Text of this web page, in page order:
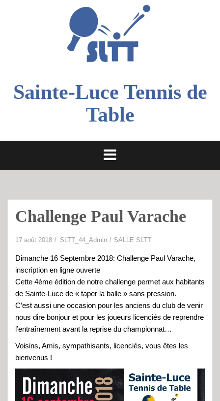
Sainte-Luce Tennis de
Table
Challenge Paul Varache
17 août 2018 SLTT_44_Admin SALLE SLTT
Dimanche 16 Septembre 2018: Challenge Paul Varache,
inscription en ligne ouverte
Cette 4ème édition de notre challenge permet aux habitants
de Sainte-Luce de « taper la balle » sans pression.
C’est aussi une occasion pour les anciens du club de venir
nous dire bonjour et pour les joueurs licenciés de reprendre
l’entraînement avant la reprise du championnat…
Voisins, Amis, sympathisants, licenciés, vous êtes les
bienvenus !